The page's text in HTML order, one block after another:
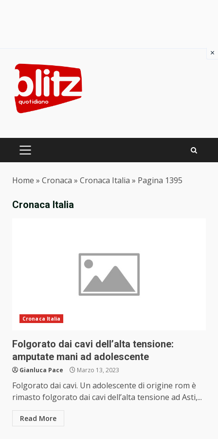
content
PRIMARY
Home » Cronaca » Cronaca Italia » Pagina 1395
Cronaca Italia
Cronaca Italia
Folgorato dai cavi dell’alta tensione:
amputate mani ad adolescente
Gianluca Pace Marzo 13, 2023
Folgorato dai cavi. Un adolescente di origine rom è
rimasto folgorato dai cavi dell’alta tensione ad Asti,...
Read More
×